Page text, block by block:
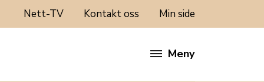
Nett-TV Kontakt oss Min side
Meny